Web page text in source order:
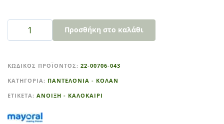
Προσθήκη στο καλάθι
t
e
r
a
ΚΩΔΙΚΌΣ ΠΡΟΪΌΝΤΟΣ: 22-00706-043
ΚΑΤΗΓΟΡΊΑ: ΠΑΝΤΕΛΟΝΙΑ - ΚΟΛΑΝ
ΕΤΙΚΈΤΑ: ΑΝΟΙΞΗ - ΚΑΛΟΚΑΙΡΙ